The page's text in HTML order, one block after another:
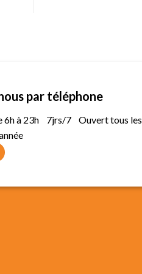
par téléphone
6h à 23h 7jrs/7 Ouvert tous les